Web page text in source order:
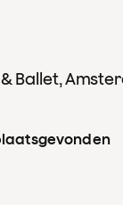
Ballet,